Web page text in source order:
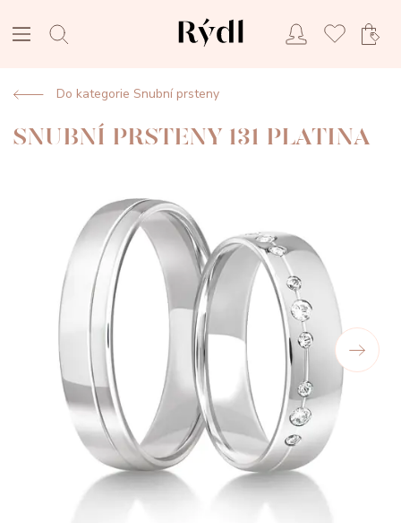
Do kategorie Snubní prsteny
SNUBNÍ PRSTENY 131 PLATINA